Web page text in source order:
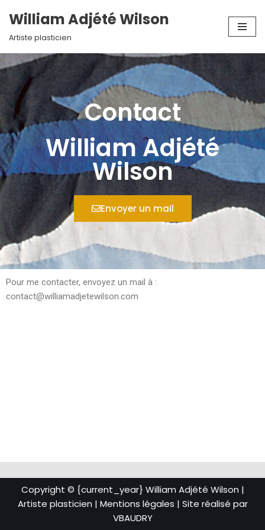
contenu
William Adjété Wilson
Artiste plasticien
Contact
William Adjété
Wilson
Envoyer un mail
Pour me contacter, envoyez un mail à :
contact@williamadjetewilson.com
Copyright © {current_year} William Adjété Wilson |
Artiste plasticien | Mentions légales | Site réalisé par
VBAUDRY